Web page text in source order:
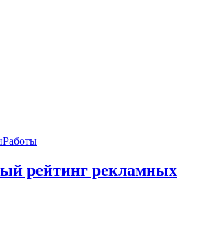
Работы
рейтинг рекламных